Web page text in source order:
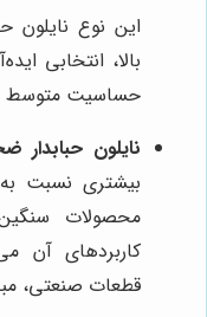
این نوع نایلون
بالا، انتخابی
حساسیت
نایلون حبابدار
بیشتری نسبت
محصولات
کاربردهای آن
قطعات صنعتی،